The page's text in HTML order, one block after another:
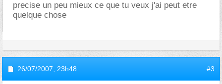
precise un peu mieux ce que tu veux j'ai peut etre
quelque chose
26/07/2007, 23h48 #3